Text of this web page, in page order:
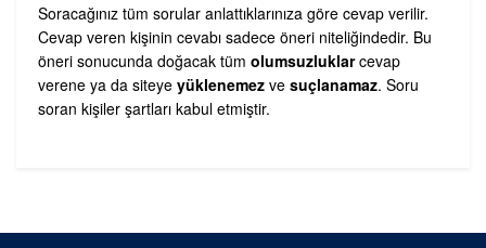
Soracağınız tüm sorular anlattıklarınıza göre cevap verilir.
Cevap veren kişinin cevabı sadece öneri niteliğindedir. Bu
öneri sonucunda doğacak tüm olumsuzluklarcevap
verene ya da siteye yüklenemez ve suçlanamaz. Soru
soran kişiler şartları kabul etmiştir.